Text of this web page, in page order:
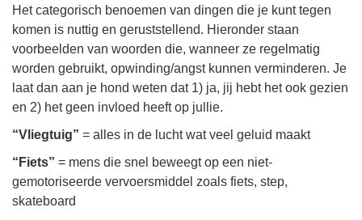
Het categorisch benoemen van dingen die je kunt tegen
komen is nuttig en geruststellend. Hieronder staan
voorbeelden van woorden die, wanneer ze regelmatig
worden gebruikt, opwinding/angst kunnen verminderen. Je
laat dan aan je hond weten dat 1) ja, jij hebt het ook gezien
en 2) het geen invloed heeft op jullie.
“Vliegtuig” = alles in de lucht wat veel geluid maakt
“Fiets” = mens die snel beweegt op een niet-
gemotoriseerde vervoersmiddel zoals fiets, step,
skateboard